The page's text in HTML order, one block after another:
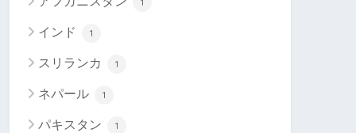
インド 1
スリランカ 1
ネパール 1
パキスタン 1